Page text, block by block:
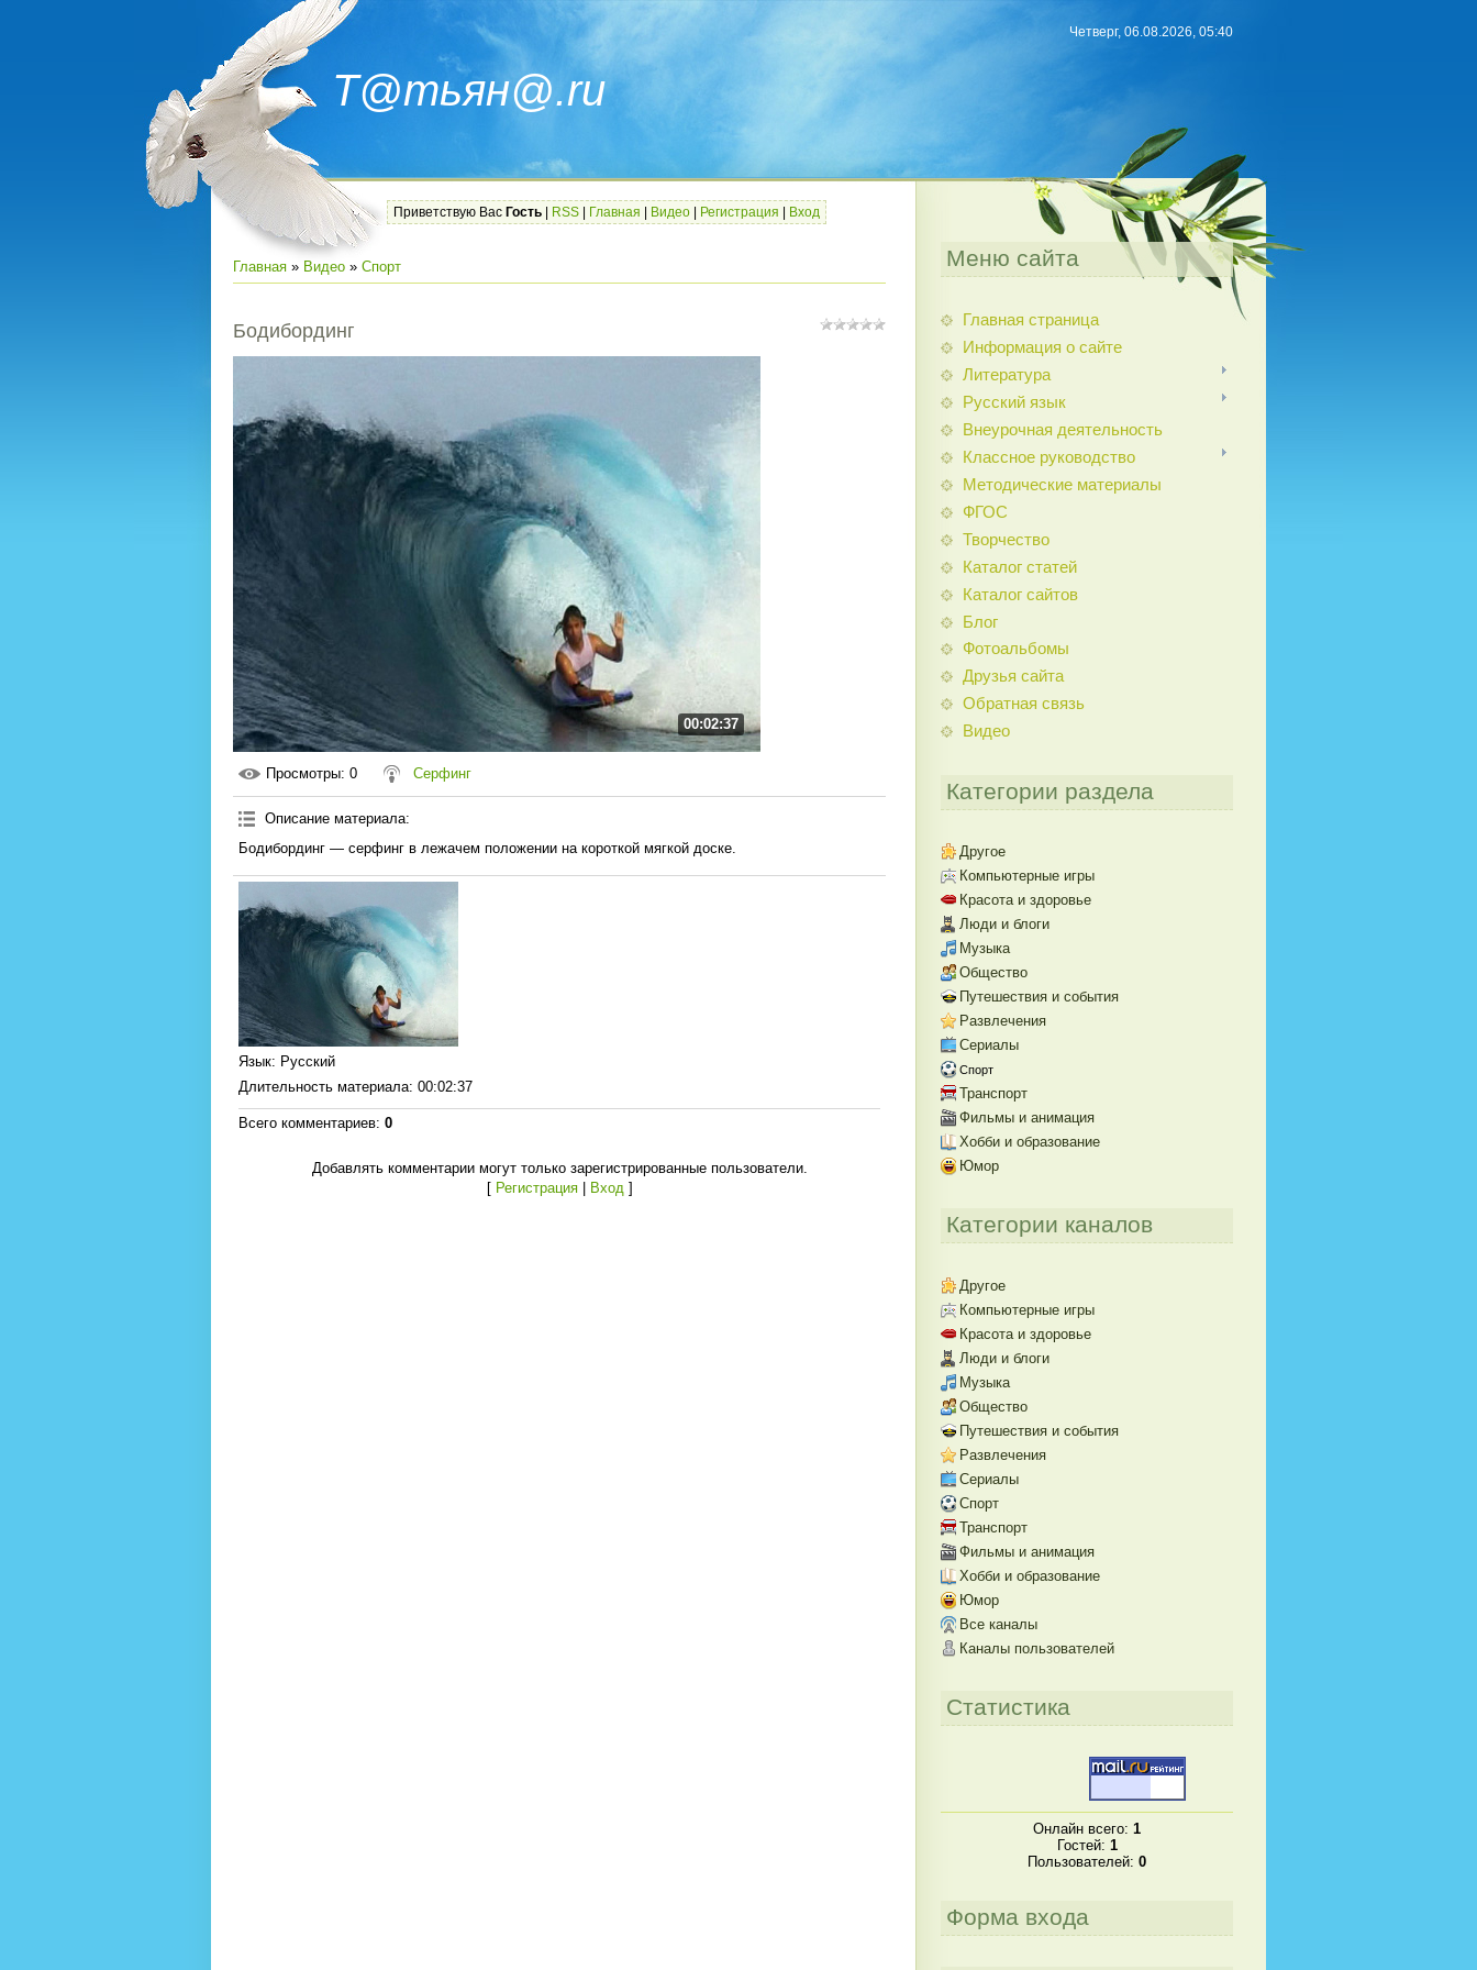
Т@тьян@.ru
Четверг, 06.08.2026, 05:40
Приветствую Вас Гость RSS Главная Видео Регистрация Вход
Главная » Видео » Спорт
Бодибординг
00:02:37
Просмотры: 0 Серфинг
Описание материала:
Бодибординг — серфинг в лежачем положении на короткой мягкой доске.
Язык: Русский
Длительность материала: 00:02:37
Всего комментариев: 0
Добавлять комментарии могут только зарегистрированные пользователи.
[ Регистрация| Вход]
Меню сайта
Главная страница
Информация о сайте
Литература
Русский язык
Внеурочная деятельность
Классное руководство
Методические материалы
ФГОС
Творчество
Каталог статей
Каталог сайтов
Блог
Фотоальбомы
Друзья сайта
Обратная связь
Видео
Категории раздела
Другое
Компьютерные игры
Красота и здоровье
Люди и блоги
Музыка
Общество
Путешествия и события
Развлечения
Сериалы
Спорт
Транспорт
Фильмы и анимация
Хобби и образование
Юмор
Категории каналов
Другое
Компьютерные игры
Красота и здоровье
Люди и блоги
Музыка
Общество
Путешествия и события
Развлечения
Сериалы
Спорт
Транспорт
Фильмы и анимация
Хобби и образование
Юмор
Все каналы
Каналы пользователей
Статистика
Онлайн всего: 1
Гостей: 1
Пользователей: 0
Форма входа